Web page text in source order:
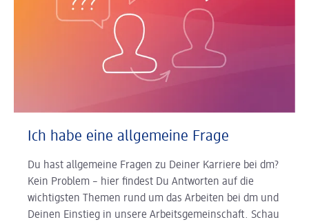
Ich habe eine allgemeine Frage
Du hast allgemeine Fragen zu Deiner Karriere bei dm?
Kein Problem – hier findest Du Antworten auf die
wichtigsten Themen rund um das Arbeiten bei dm und
Deinen Einstieg in unsere Arbeitsgemeinschaft. Schau